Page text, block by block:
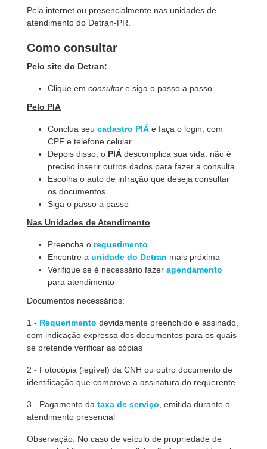
Pela internet ou presencialmente nas unidades de
atendimento do Detran-PR.
Como consultar
Pelo site do Detran:
Clique em consultar e siga o passo a passo
Pelo PIA
Conclua seu cadastro PIÁ e faça o login, com
CPF e telefone celular
Depois disso, o PIÁ descomplica sua vida: não é
preciso inserir outros dados para fazer a consulta
Escolha o auto de infração que deseja consultar
os documentos
Siga o passo a passo
Nas Unidades de Atendimento
Preencha o requerimento
Encontre a unidade do Detran mais próxima
Verifique se é necessário fazer agendamento
para atendimento
Documentos necessários:
1 - Requerimento devidamente preenchido e assinado,
com indicação expressa dos documentos para os quais
se pretende verificar as cópias
2 - Fotocópia (legível) da CNH ou outro documento de
identificação que comprove a assinatura do requerente
3 - Pagamento da taxa de serviço , emitida durante o
atendimento presencial
Observação: No caso de veículo de propriedade de